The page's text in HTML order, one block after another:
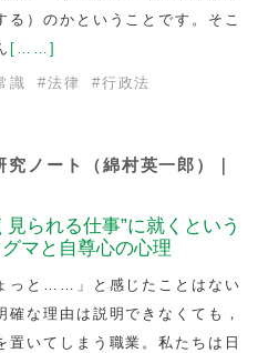
る）のかということです。そこ
[……]
識 #法律 #行政法
ノート（綿村英一郎）｜
見られる仕事”に就くという
マと自尊心の心理
っと……」と感じたことはない
な理由は説明できなくても，
置いてしまう職業。私たちは日